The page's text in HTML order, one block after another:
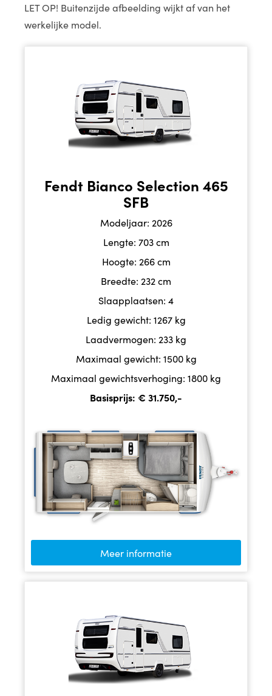
LET OP! Buitenzijde afbeelding wijkt af van het
werkelijke model.
Fendt Bianco Selection 465
SFB
Modeljaar: 2026
Lengte: 703 cm
Hoogte: 266 cm
Breedte: 232 cm
Slaapplaatsen: 4
Ledig gewicht: 1267 kg
Laadvermogen: 233 kg
Maximaal gewicht: 1500 kg
Maximaal gewichtsverhoging: 1800 kg
Basisprijs: € 31.750,-
Meer informatie